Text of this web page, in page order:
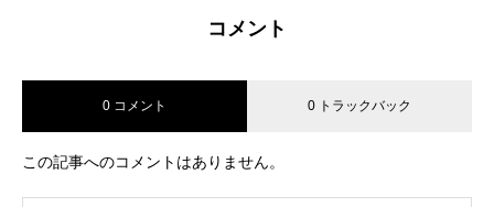
コメント
0 コメント 0 トラックバック
この記事へのコメントはありません。